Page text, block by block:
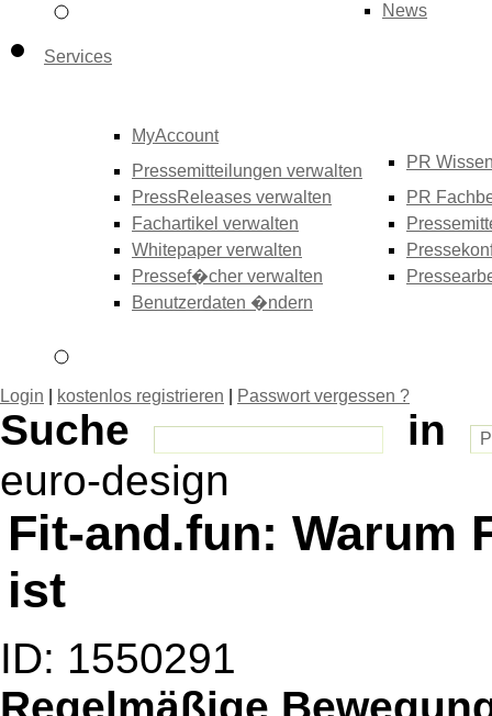
News
Services
MyAccount
Pressemitteilungen verwalten
PressReleases verwalten
Fachartikel verwalten
Whitepaper verwalten
Pressef�cher verwalten
Benutzerdaten �ndern
PR
PR
Login kostenlos registrieren Passwort vergessen ?
Suche
in
euro-design
Fit-and.fun: Warum
ist
ID: 1550291